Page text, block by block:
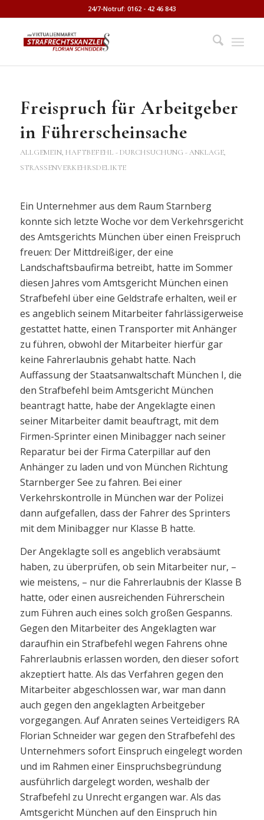
24/7-Notruf: 0162 - 42 46 843
Freispruch für Arbeitgeber
in Führerscheinsache
ALLGEMEIN, HAFTBEFEHL - DURCHSUCHUNG - ANKLAGE,
STRASSENVERKEHRSDELIKTE
Ein Unternehmer aus dem Raum Starnberg
konnte sich letzte Woche vor dem Verkehrsgericht
des Amtsgerichts München über einen Freispruch
freuen: Der Mittdreißiger, der eine
Landschaftsbaufirma betreibt, hatte im Sommer
diesen Jahres vom Amtsgericht München einen
Strafbefehl über eine Geldstrafe erhalten, weil er
es angeblich seinem Mitarbeiter fahrlässigerweise
gestattet hatte, einen Transporter mit Anhänger
zu führen, obwohl der Mitarbeiter hierfür gar
keine Fahrerlaubnis gehabt hatte. Nach
Auffassung der Staatsanwaltschaft München I, die
den Strafbefehl beim Amtsgericht München
beantragt hatte, habe der Angeklagte einen
seiner Mitarbeiter damit beauftragt, mit dem
Firmen-Sprinter einen Minibagger nach seiner
Reparatur bei der Firma Caterpillar auf den
Anhänger zu laden und von München Richtung
Starnberger See zu fahren. Bei einer
Verkehrskontrolle in München war der Polizei
dann aufgefallen, dass der Fahrer des Sprinters
mit dem Minibagger nur Klasse B hatte.
Der Angeklagte soll es angeblich verabsäumt
haben, zu überprüfen, ob sein Mitarbeiter nur, –
wie meistens, – nur die Fahrerlaubnis der Klasse B
hatte, oder einen ausreichenden Führerschein
zum Führen auch eines solch großen Gespanns.
Gegen den Mitarbeiter des Angeklagten war
daraufhin ein Strafbefehl wegen Fahrens ohne
Fahrerlaubnis erlassen worden, den dieser sofort
akzeptiert hatte. Als das Verfahren gegen den
Mitarbeiter abgeschlossen war, war man dann
auch gegen den angeklagten Arbeitgeber
vorgegangen. Auf Anraten seines Verteidigers RA
Florian Schneider war gegen den Strafbefehl des
Unternehmers sofort Einspruch eingelegt worden
und im Rahmen einer Einspruchsbegründung
ausführlich dargelegt worden, weshalb der
Strafbefehl zu Unrecht ergangen war. Als das
Amtsgericht München auf den Einspruch hin